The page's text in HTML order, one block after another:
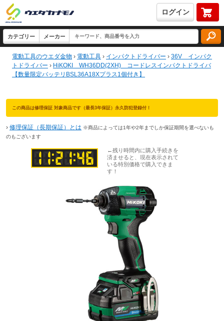
ログイン
電動工具のウエダ金物 › 電動工具 › インパクトドライバー › 36V インパク
トドライバー › HiKOKI WH36DD(2XH) コードレスインパクトドライバ
【数量限定バッテリBSL36A18Xプラス1個付き】
この商品は修理保証 対象商品です（最長3年保証）永久防犯登録付！
› 修理保証（長期保証）とは ※商品によっては1年や2年までしか保証期間を選べないも
のもございます
←残り時間内に購入手続きを
済ませると、現在表示されて
いる特別価格で購入できま
す！